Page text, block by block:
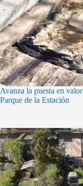
Avanza la puesta en
Parque de la Estación